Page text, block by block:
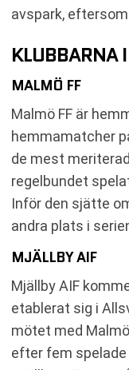
avspark,
KLUBBARNA
MALMÖ FF
Malmö FF är
hemmamatcher
de mest
regelbundet
Inför den sjätte
andra plats i
MJÄLLBY AIF
Mjällby AIF
etablerat sig i
mötet med
efter fem spelade